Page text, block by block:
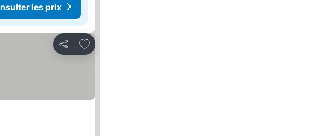
les prix
Partager
Ajouter à mes favoris